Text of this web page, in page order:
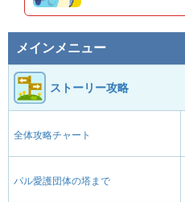
メインメニュー
ストーリー攻略
全体攻略チャート
パル愛護団体の塔まで